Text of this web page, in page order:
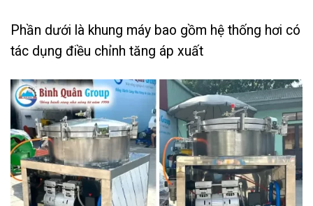
Phần dưới là khung máy bao gồm hệ thống hơi có
tác dụng điều chỉnh tăng áp xuất